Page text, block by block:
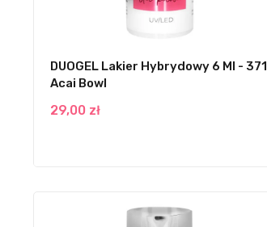
DUOGEL Lakier Hybrydowy 6 Ml - 371
Acai Bowl
29,00 zł